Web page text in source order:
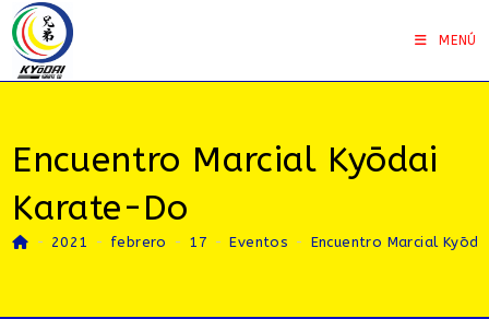
Saltar
al
contenido
MENÚ
Encuentro Marcial Kyōdai
Karate-Do
- 2021 - febrero - 17 - Eventos - Encuentro Marcial